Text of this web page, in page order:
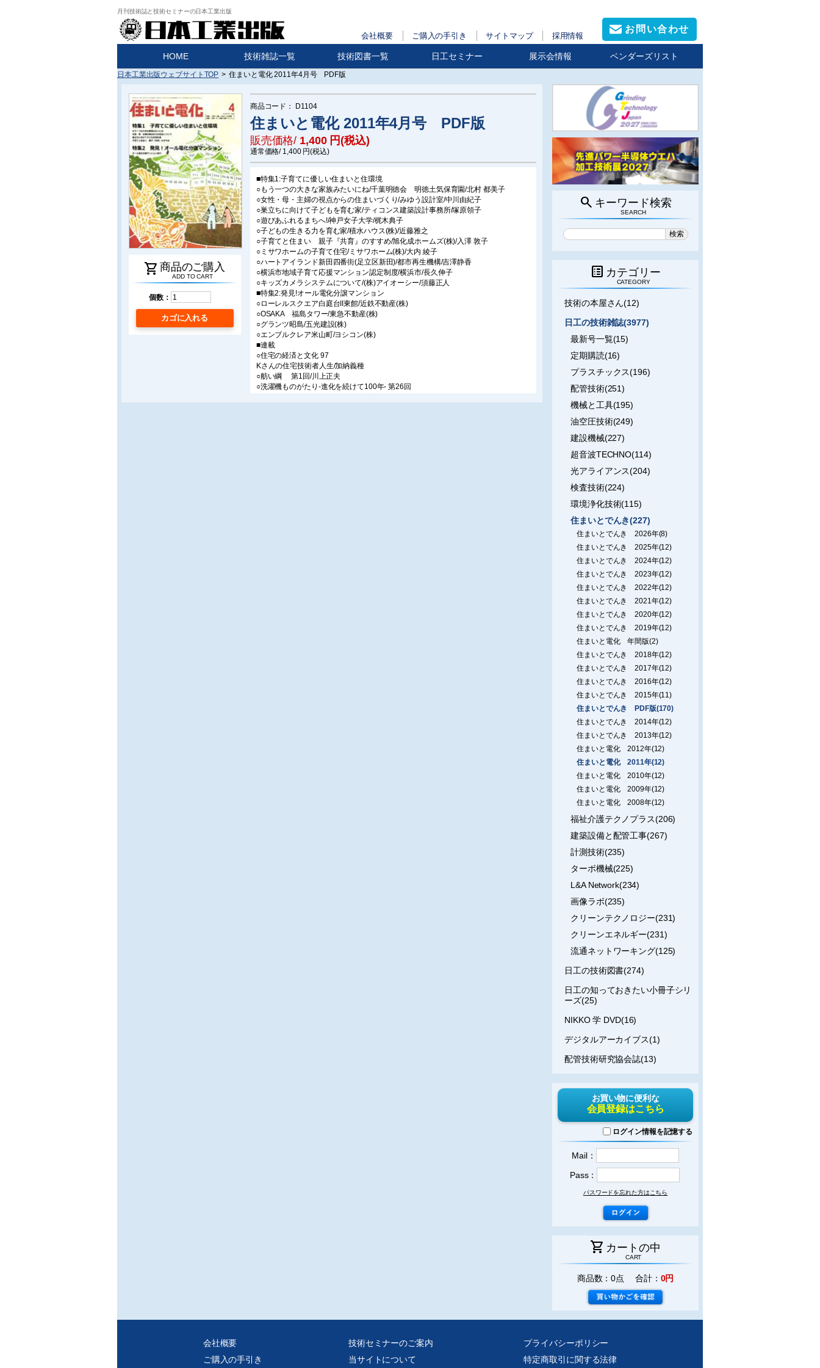
月刊技術誌と技術セミナーの日本工業出版
会社概要 ご購入の手引き サイトマップ 採用情報
お問い合わせ
HOME 技術雑誌一覧 技術図書一覧 日工セミナー 展示会情報 ベンダーズリスト
日本工業出版ウェブサイトTOP > 住まいと電化 2011年4月号 PDF版
shopping_cart 商品のご購入
ADD TO CART
個数：
カゴに入れる
商品コード： D1104
住まいと電化 2011年4月号 PDF版
販売価格/ 1,400円(税込)
通常価格/ 1,400円(税込)
■特集1:子育てに優しい住まいと住環境
○もう一つの大きな家族みたいにね/千葉明徳会 明徳土気保育園/北村 都美子
○女性・母・主婦の視点からの住まいづくり/みゆう設計室/中川由紀子
○巣立ちに向けて子どもを育む家/ティコンス建築設計事務所/塚原領子
○遊びあふれるまちへ!/神戸女子大学/梶木典子
○子どもの生きる力を育む家/積水ハウス(株)/近藤雅之
○子育てと住まい 親子『共育』のすすめ/旭化成ホームズ(株)/入澤 敦子
○ミサワホームの子育て住宅/ミサワホーム(株)/大内 綾子
○ハートアイランド新田四番街(足立区新田)/都市再生機構/吉澤静香
○横浜市地域子育て応援マンション認定制度/横浜市/長久伸子
○キッズカメラシステムについて/(株)アイオーシー/須藤正人
■特集2:発見!オール電化分譲マンション
○ローレルスクエア白庭台II東館/近鉄不動産(株)
○OSAKA 福島タワー/東急不動産(株)
○グランツ昭島/五光建設(株)
○エンブルクレア米山町/ヨシコン(株)
■連載
○住宅の経済と文化 97
Kさんの住宅技術者人生/加納義種
○舫い綱 第1回/川上正夫
○洗濯機ものがたり-進化を続けて100年- 第26回
search キーワード検索
SEARCH
list_alt カテゴリー
CATEGORY
技術の本屋さん(12)
日工の技術雑誌(3977)
最新号一覧(15)
定期購読(16)
プラスチックス(196)
配管技術(251)
機械と工具(195)
油空圧技術(249)
建設機械(227)
超音波TECHNO(114)
光アライアンス(204)
検査技術(224)
環境浄化技術(115)
住まいとでんき(227)
住まいとでんき 2026年(8)
住まいとでんき 2025年(12)
住まいとでんき 2024年(12)
住まいとでんき 2023年(12)
住まいとでんき 2022年(12)
住まいとでんき 2021年(12)
住まいとでんき 2020年(12)
住まいとでんき 2019年(12)
住まいと電化 年間版(2)
住まいとでんき 2018年(12)
住まいとでんき 2017年(12)
住まいとでんき 2016年(12)
住まいとでんき 2015年(11)
住まいとでんき PDF版(170)
住まいとでんき 2014年(12)
住まいとでんき 2013年(12)
住まいと電化 2012年(12)
住まいと電化 2011年(12)
住まいと電化 2010年(12)
住まいと電化 2009年(12)
住まいと電化 2008年(12)
福祉介護テクノプラス(206)
建築設備と配管工事(267)
計測技術(235)
ターボ機械(225)
L&A Network(234)
画像ラボ(235)
クリーンテクノロジー(231)
クリーンエネルギー(231)
流通ネットワーキング(125)
日工の技術図書(274)
日工の知っておきたい小冊子シリ
ーズ(25)
NIKKO 学 DVD(16)
デジタルアーカイブス(1)
配管技術研究協会誌(13)
お買い物に便利な
会員登録はこちら
ログイン情報を記憶する
Mail：
Pass：
パスワードを忘れた方はこちら
shopping_cart カートの中
CART
商品数：0点 合計： 0円
会社概要
ご購入の手引き
技術セミナーのご案内
当サイトについて
プライバシーポリシー
特定商取引に関する法律